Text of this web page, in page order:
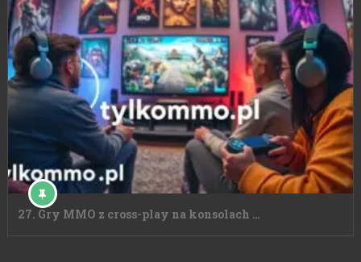
27. Gry MMO z cross-play na konsolach …